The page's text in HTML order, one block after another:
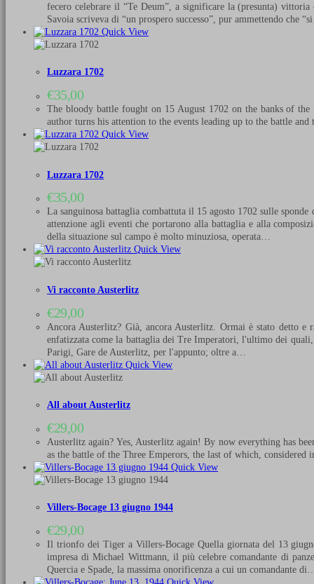
fecero celebrare il “Te Deum”, a significare la (presunta)
Savoia scriveva di “un prospero successo”, pur ammettendo che
Quick View
Luzzara 1702
€35,00
The bloody battle fought on 15 August 1702 on the banks of
author turns his attention to the events leading up to the battle
Quick View
Luzzara 1702
€35,00
La sanguinosa battaglia combattuta il 15 agosto 1702 sulle
attenzione agli eventi che portarono alla battaglia e alla
della situazione sul campo è molto minuziosa, operata…
Quick View
Vi racconto Austerlitz
€29,00
Ancora Austerlitz? Già, ancora Austerlitz. Ormai è stato detto
enfatizzata come la battaglia dei Tre Imperatori, l'ultimo dei
Parigi, Gare de Austerlitz, per l'appunto; oltre a…
Quick View
All about Austerlitz
€29,00
Austerlitz again? Yes, Austerlitz again! By now everything has
as the battle of the Three Emperors, the last of which,
Quick View
Villers-Bocage 13 giugno 1944
€29,00
Il trionfo dei Tiger a Villers-Bocage Quella giornata del 13
impresa di Michael Wittmann, il più celebre comandante di
Quercia e Spade, la massima onorificenza a cui un comandante